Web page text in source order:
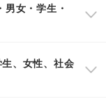
女・学生・
、女性、社会